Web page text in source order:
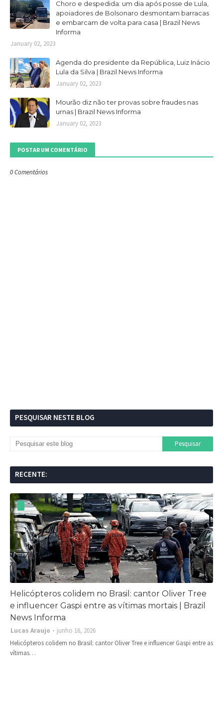
Choro e despedida: um dia após posse de Lula,
apoiadores de Bolsonaro desmontam barracas
e embarcam de volta para casa | Brazil News
Informa
January 02, 2023
Agenda do presidente da República, Luiz Inácio
Lula da Silva | Brazil News Informa
January 02, 2023
Mourão diz não ter provas sobre fraudes nas
urnas | Brazil News Informa
January 02, 2023
POSTAR UM COMENTÁRIO
0 Comentários
PESQUISAR NESTE BLOG
RECENTE:
Helicópteros colidem no Brasil: cantor Oliver Tree
e influencer Gaspi entre as vítimas mortais | Brazil
News Informa
Lucas Araujo
junho 16, 2026
Helicópteros colidem no Brasil: cantor Oliver Tree e influencer Gaspi entre as
vítimas…